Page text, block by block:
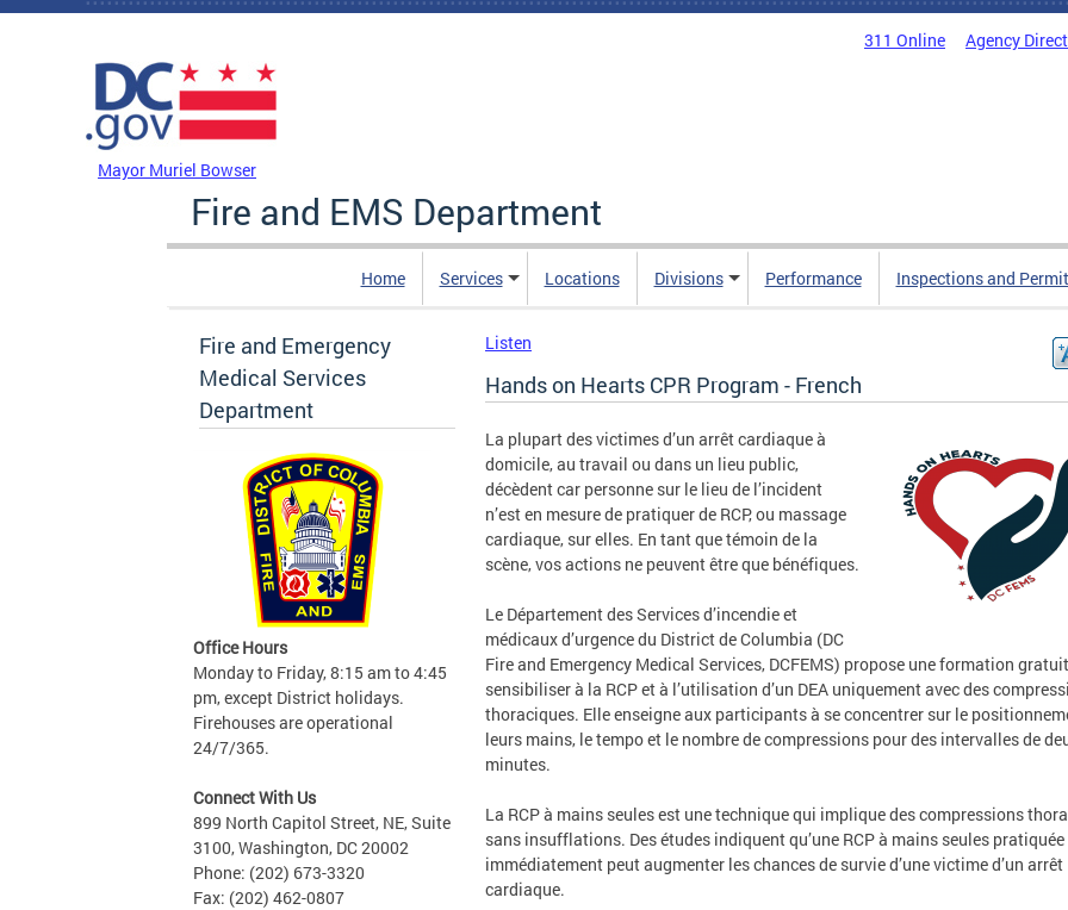
Skip to main content
311 Online Agency
Mayor Muriel Bowser
Fire and EMS Department
Home Services Locations Divisions Performance Inspections and
Fire and Emergency
Medical Services
Department
Office Hours
Monday to Friday, 8:15 am to 4:45
pm, except District holidays.
Firehouses are operational
24/7/365.
Connect With Us
899 North Capitol Street, NE, Suite
3100, Washington, DC 20002
Phone: (202) 673-3320
Fax: (202) 462-0807
Listen
Hands on Hearts CPR Program - French
La plupart des victimes d’un arrêt cardiaque à
domicile, au travail ou dans un lieu public,
décèdent car personne sur le lieu de l’incident
n’est en mesure de pratiquer de RCP, ou massage
cardiaque, sur elles. En tant que témoin de la
scène, vos actions ne peuvent être que bénéfiques.
Le Département des Services d’incendie et
médicaux d’urgence du District de Columbia (DC
Fire and Emergency Medical Services, DCFEMS) propose une formation
sensibiliser à la RCP et à l’utilisation d’un DEA uniquement avec des
thoraciques. Elle enseigne aux participants à se concentrer sur le
leurs mains, le tempo et le nombre de compressions pour des intervalles de
minutes.
La RCP à mains seules est une technique qui implique des compressions
sans insufflations. Des études indiquent qu’une RCP à mains seules pratiquée
immédiatement peut augmenter les chances de survie d’une victime d’un arrêt
cardiaque.